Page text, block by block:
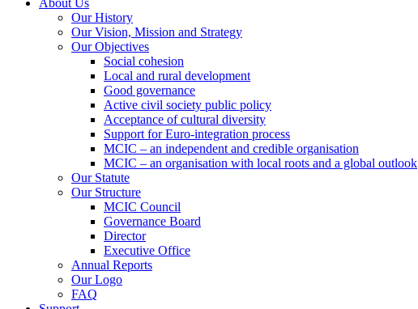
Our History
Our Vision, Mission and Strategy
Our Objectives
Social cohesion
Local and rural development
Good governance
Active civil society public policy
Acceptance of cultural diversity
Support for Euro-integration process
MCIC – an independent and credible organisation
MCIC – an organisation with local roots and a global outlook
Our Statute
Our Structure
MCIC Council
Governance Board
Director
Executive Office
Annual Reports
Our Logo
FAQ